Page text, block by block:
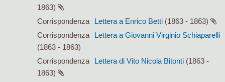
1863)
Corrispondenza
Lettera a Enrico Betti (1863 - 1863)
Corrispondenza
Lettera a Giovanni Virginio Schiaparelli
(1863 - 1863)
Corrispondenza
Lettera di Vito Nicola Bitonti (1863 -
1863)